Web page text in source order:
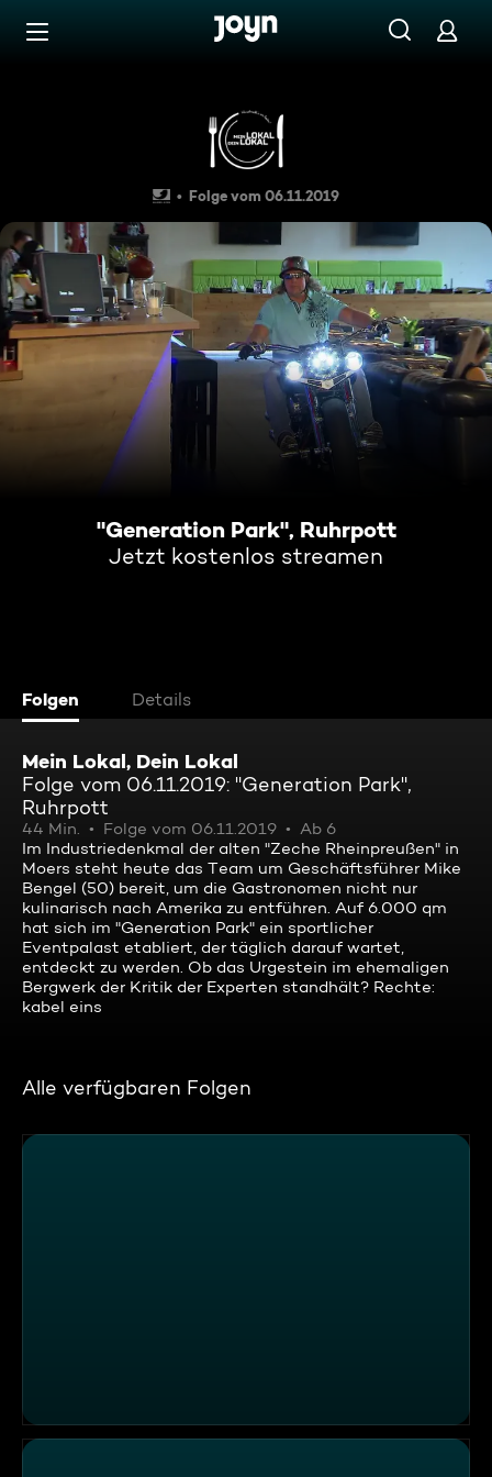
Zum Inhalt springen
"Generation Park", Ruhrpott
Folge vom 06.11.2019
"Generation Park", Ruhrpott
Jetzt kostenlos streamen
Folgen Details
Mein Lokal, Dein Lokal
Folge vom 06.11.2019: "Generation Park",
Ruhrpott
44 Min. Folge vom 06.11.2019
Ab 6
Im Industriedenkmal der alten "Zeche Rheinpreußen" in
Moers steht heute das Team um Geschäftsführer Mike
Bengel (50) bereit, um die Gastronomen nicht nur
kulinarisch nach Amerika zu entführen. Auf 6.000 qm
hat sich im "Generation Park" ein sportlicher
Eventpalast etabliert, der täglich darauf wartet,
entdeckt zu werden. Ob das Urgestein im ehemaligen
Bergwerk der Kritik der Experten standhält? Rechte:
kabel eins
Alle verfügbaren Folgen
"Forsthaus Dechsendorf", Erlangen-Dechsendorf